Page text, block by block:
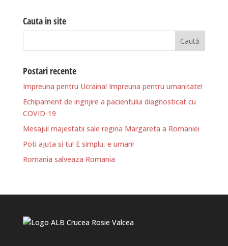
Cauta in site
Postari recente
Impreuna pentru Ucraina! Impreuna pentru umanitate!
Echipament de ingrijire a pacientului diagnosticat cu
COVID-19
Mesajul majestatii sale regina Margareta a Romaniei
Poti ajuta si tu! E simplu, e uman!
Romania salveaza Romania